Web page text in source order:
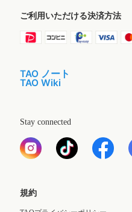
ご利用いただける決済方法
TAO ノート
TAO Wiki
Stay connected
規約